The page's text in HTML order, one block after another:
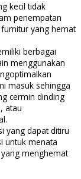
kecil tidak
penempatan
yang hemat
berbagai
menggunakan
masuk sehingga
cermin dinding
atau
yang dapat ditiru
untuk menata
menghemat